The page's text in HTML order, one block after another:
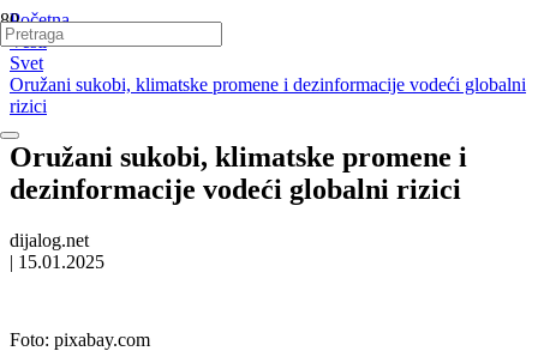
Početna
Vesti
Svet
Oružani sukobi, klimatske promene i dezinformacije vodeći globalni
rizici
Oružani sukobi, klimatske promene i
dezinformacije vodeći globalni rizici
dijalog.net
| 15.01.2025
Foto: pixabay.com